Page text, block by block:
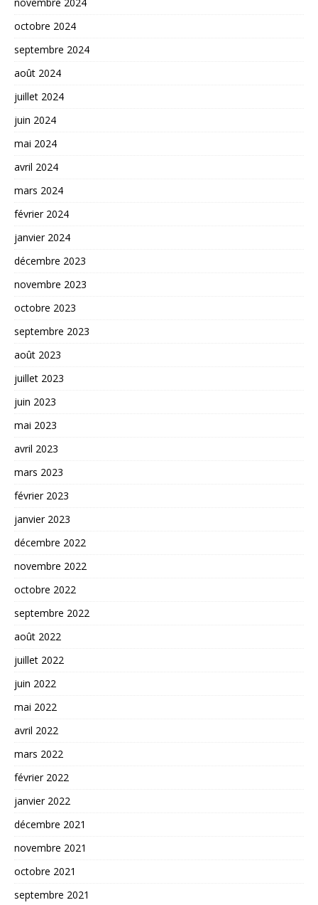
octobre 2024
septembre 2024
août 2024
juillet 2024
juin 2024
mai 2024
avril 2024
mars 2024
février 2024
janvier 2024
décembre 2023
novembre 2023
octobre 2023
septembre 2023
août 2023
juillet 2023
juin 2023
mai 2023
avril 2023
mars 2023
février 2023
janvier 2023
décembre 2022
novembre 2022
octobre 2022
septembre 2022
août 2022
juillet 2022
juin 2022
mai 2022
avril 2022
mars 2022
février 2022
janvier 2022
décembre 2021
novembre 2021
octobre 2021
septembre 2021